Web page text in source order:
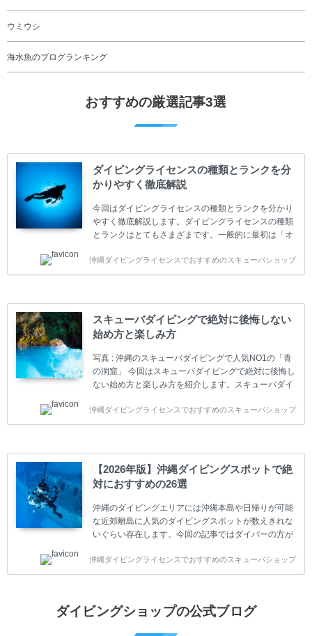
ウミウシ
海水魚のブログランキング
おすすめの厳選記事3選
ダイビングライセンスの種類とランクを分
かりやすく徹底解説
今回はダイビングライセンスの種類とランクを分かり
やすく徹底解説します。ダイビングライセンスの種類
とランクはとてもさまざまです。一般的に最初は「オ
す。 ダイビングのライセンスカードはダイビングの教
育機関もしくは指導団体が発行しています。教育機関
ダイバーの育成・指導や安全管理、環境保全などの活
動をしています。 ダイビングライセンスの種類はエン
トリーレベルのライセンスからプロレベルのライセン
スまでランク分けされています。各教育機関(指導団
体)によってライセンスカードの名称、トレーニング内
容に違いがありま...
沖縄ダイビングライセンスでおすすめのスキューバショップ
スキューバダイビングで絶対に後悔しない
始め方と楽しみ方
写真 : 沖縄のスキューバダイビングで人気NO1の「青
の洞窟」 今回はスキューバダイビングで絶対に後悔し
ない始め方と楽しみ方を紹介します。スキューバダイ
やまだ始めて間もない初心者の方に必見の内容です。
スキューバダイビングの始め方と楽しみ方について学
ててしまうと、せっかく楽しみにしていたスキューバ
ダイビングが台無しになり後悔することになってしま
うかもしれません。 又、スキューバダイビングは事故
のリスクがあるスポーツでもあります。もしかしたら
危険な思いをしてしまうかもしれません。 今回は現地
ダイビング...
沖縄ダイビングライセンスでおすすめのスキューバショップ
【2026年版】沖縄ダイビングスポットで絶
対におすすめの26選
沖縄のダイビングエリアには沖縄本島や日帰りが可能
な近郊離島に人気のダイビングスポットが数えきれな
いぐらい存在します。今回の記事ではダイバーの方が
グスポットを紹介します。 当スクールは、沖縄本島で
は北谷町、嘉手納町、読谷村、恩納村、名護市、本部
案内しております。 ダイビングライセンスをお持ちの
沖縄ダイビングライセンスでおすすめのスキューバショップ
ダイビングショップの公式ブログ